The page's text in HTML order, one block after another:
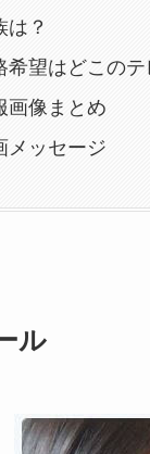
は？
希望はどこの
画像まとめ
メッセージ
ル